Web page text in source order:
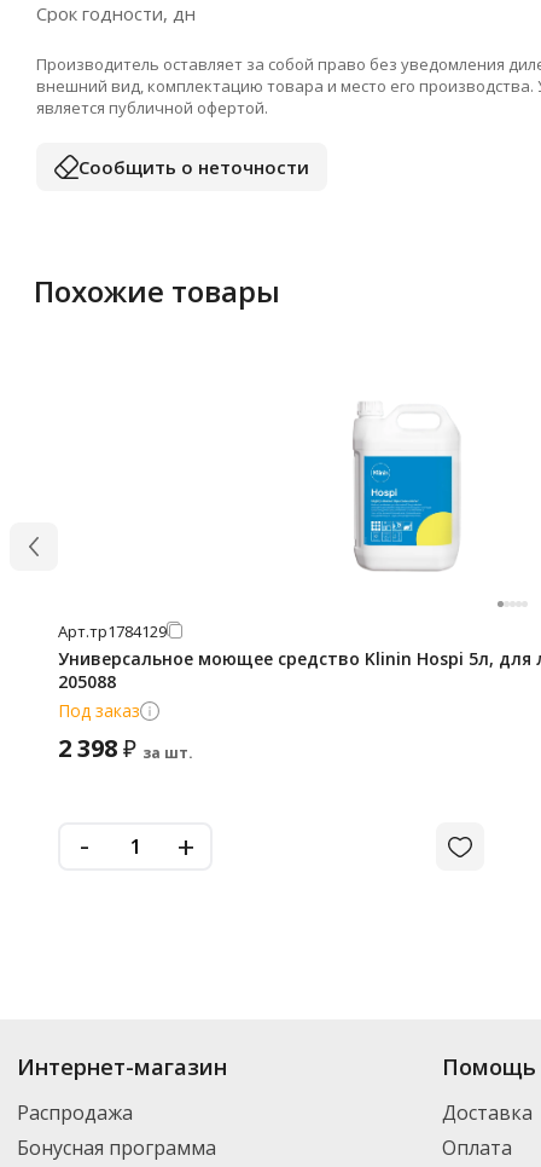
Срок годности, дн
Производитель оставляет за собой право без уведомления
внешний вид, комплектацию товара и место его
является публичной офертой.
Сообщить о неточности
Похожие товары
Арт.тр1784129
Универсальное моющее средство Klinin Hospi 5л, для
205088
Под заказ
2 398₽ за шт.
- +
Интернет-магазин
Распродажа
Бонусная программа
Помощь
Доставка
Оплата